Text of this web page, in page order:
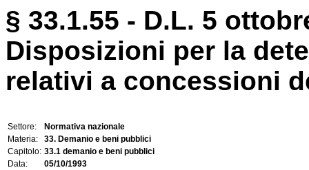
§ 33.1.55 - D.L. 5
Disposizioni per la
relativi a concessioni
Settore:
Normativa nazionale
Materia:
33. Demanio e beni pubblici
Capitolo: 33.1 demanio e beni pubblici
Data:
05/10/1993